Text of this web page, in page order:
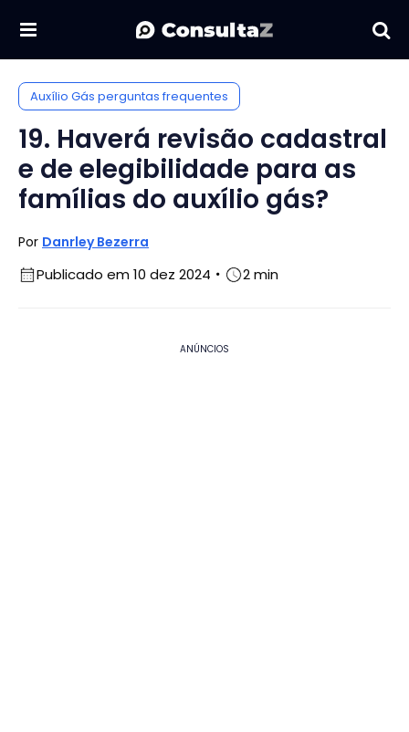
Auxílio Gás perguntas frequentes
19. Haverá revisão cadastral
e de elegibilidade para as
famílias do auxílio gás?
Por Danrley Bezerra
Publicado em 10 dez 2024 2 min
ANÚNCIOS